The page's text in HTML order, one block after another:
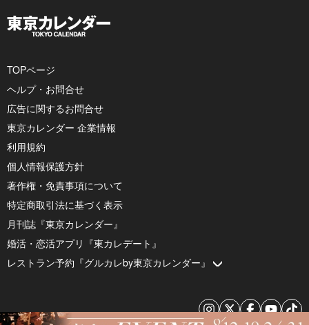
TOPページ
ヘルプ・お問合せ
広告に関するお問合せ
東京カレンダー 企業情報
利用規約
個人情報保護方針
著作権・免責事項について
特定商取引法に基づく表示
月刊誌『東京カレンダー』
婚活・恋活アプリ『東カレデート』
レストラン予約『グルカレby東京カレンダー』